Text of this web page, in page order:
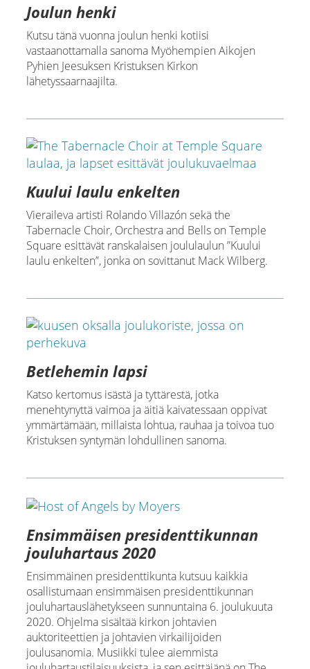
Joulun henki
Kutsu tänä vuonna joulun henki kotiisi
vastaanottamalla sanoma Myöhempien Aikojen
Pyhien Jeesuksen Kristuksen Kirkon
lähetyssaarnaajilta.
Kuului laulu enkelten
Vieraileva artisti Rolando Villazón sekä the
Tabernacle Choir, Orchestra and Bells on Temple
Square esittävät ranskalaisen joululaulun ”Kuului
laulu enkelten”, jonka on sovittanut Mack Wilberg.
Betlehemin lapsi
Katso kertomus isästä ja tyttärestä, jotka
menehtynyttä vaimoa ja äitiä kaivatessaan oppivat
ymmärtämään, millaista lohtua, rauhaa ja toivoa tuo
Kristuksen syntymän lohdullinen sanoma.
Ensimmäisen presidenttikunnan
jouluhartaus 2020
Ensimmäinen presidenttikunta kutsuu kaikkia
osallistumaan ensimmäisen presidenttikunnan
jouluhartauslähetykseen sunnuntaina 6. joulukuuta
2020. Ohjelma sisältää kirkon johtavien
auktoriteettien ja johtavien virkailijoiden
joulusanomia. Musiikki tulee aiemmista